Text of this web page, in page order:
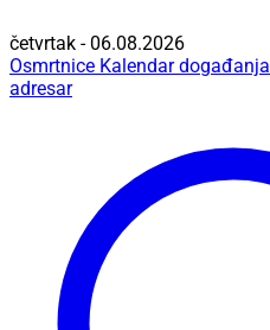
četvrtak - 06.08.2026
Osmrtnice Kalendar događanja
adresar